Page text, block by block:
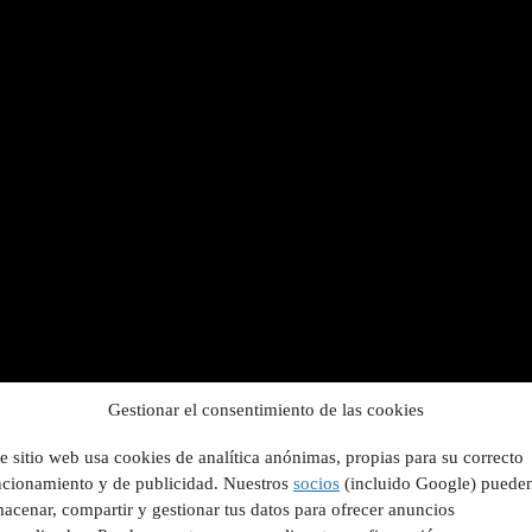
Gestionar el consentimiento de las cookies
sitio web usa cookies de analítica anónimas, propias para su correcto
y de publicidad. Nuestros socios (incluido Google)
compartir y gestionar tus datos para ofrecer anuncios